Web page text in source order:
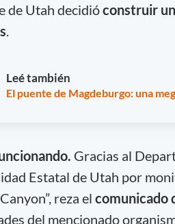
de Utah decidióconstruir un
Leé también
El puente de Magdeburgo: una
Gracias al
Estatal de Utah por
reza el comunicado
del mencionado